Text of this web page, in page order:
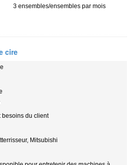
3 ensembles/ensembles par mois
cire
besoins du client
Mitsubishi